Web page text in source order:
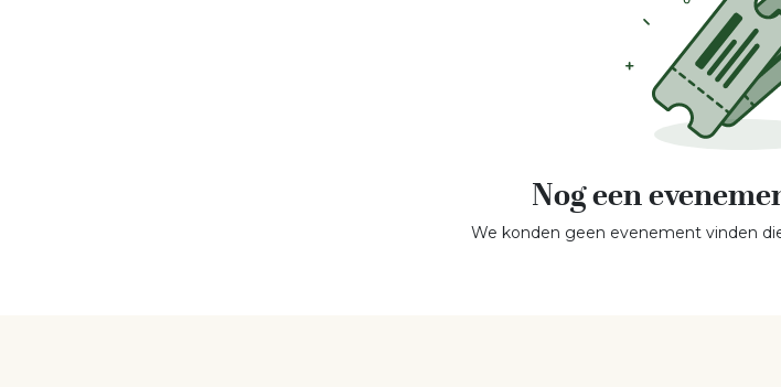
Nog een
We konden geen evenement vinden